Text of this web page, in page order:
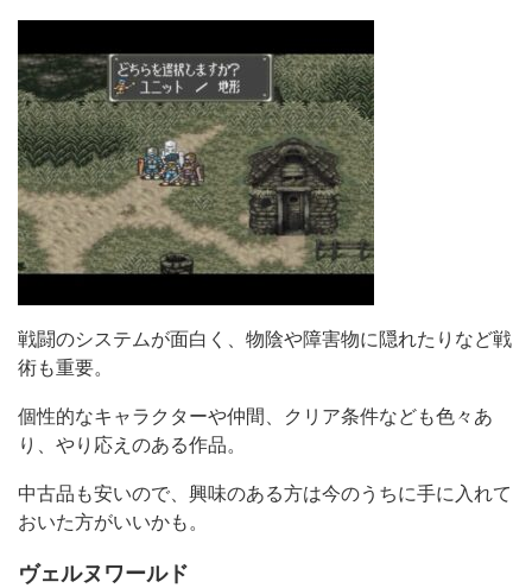
戦闘のシステムが面白く、物陰や障害物に隠れたりなど戦
術も重要。
個性的なキャラクターや仲間、クリア条件なども色々あ
り、やり応えのある作品。
中古品も安いので、興味のある方は今のうちに手に入れて
おいた方がいいかも。
ヴェルヌワールド